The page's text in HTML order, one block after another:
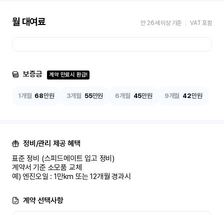
월 대여료 만 26세 이상 기준 VAT 포함
보증금 계약 만료시 환급!
1개월 68만원 3개월 55만원 6개월 45만원 9개월 42만원
정비/관리 제공 혜택
표준 정비 (스피드메이트 입고 정비)
계약서 기준 소모품 교체
예) 엔진오일 : 1만km 또는 12개월 경과시
계약 선택사항